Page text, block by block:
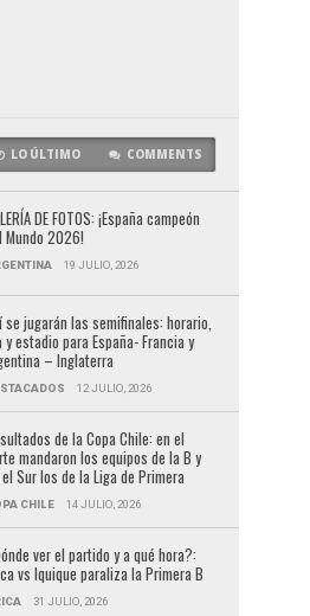
LO ÚLTIMO COMMENTS
DE FOTOS: ¡España campeón
Mundo 2026!
19 JULIO, 2026
se jugarán las semifinales: horario,
y estadio para España- Francia y
– Inglaterra
12 JULIO, 2026
de la Copa Chile: en el
mandaron los equipos de la B y
Sur los de la Liga de Primera
CHILE 14 JULIO, 2026
ver el partido y a qué hora?:
vs Iquique paraliza la Primera B
31 JULIO, 2026